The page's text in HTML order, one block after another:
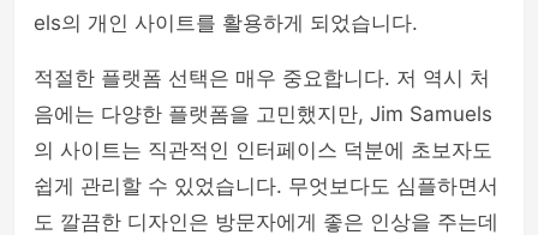
els의 개인 사이트를 활용하게 되었습니다.
적절한 플랫폼 선택은 매우 중요합니다. 저 역시 처
음에는 다양한 플랫폼을 고민했지만, Jim Samuels
의 사이트는 직관적인 인터페이스 덕분에 초보자도
쉽게 관리할 수 있었습니다. 무엇보다도 심플하면서
도 깔끔한 디자인은 방문자에게 좋은 인상을 주는데